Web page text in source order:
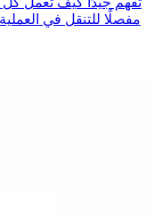
مفصلًا للتنقل في